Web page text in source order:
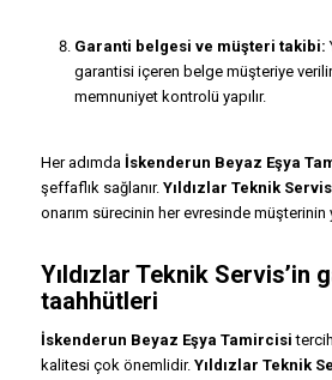
Garanti belgesi ve müşteri takibi:
garantisi içeren belge müşteriye
memnuniyet kontrolü yapılır.
Her adımda İskenderun Beyaz Eşya
şeffaflık sağlanır. Yıldızlar Teknik Servis
onarım sürecinin her evresinde müşterinin
Yıldızlar Teknik Servis’in
taahhütleri
İskenderun Beyaz Eşya Tamircisi
kalitesi çok önemlidir. Yıldızlar Teknik